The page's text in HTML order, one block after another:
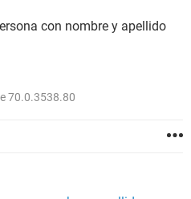
con nombre y apellido
70.0.3538.80